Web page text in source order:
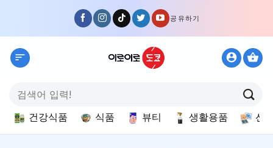
content
공유하기
색:
건강식품 식품 뷰티 생활용품 선